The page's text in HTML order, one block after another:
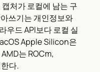
처가 로컬에 남는 구
쓰기는 개인정보와
우드 API보다 로컬 실
Apple Silicon은
는 ROCm,
다.